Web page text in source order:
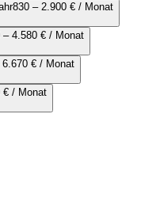
830 – 2.900 € / Monat
– 4.580 € / Monat
6.670 € / Monat
€ / Monat